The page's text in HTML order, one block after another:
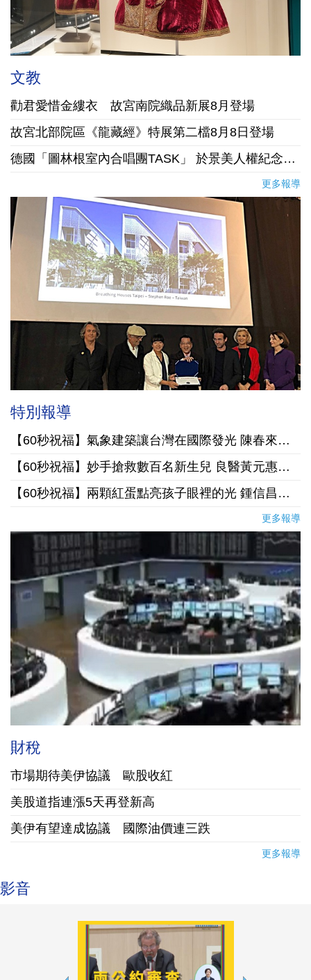
文教
勸君愛惜金縷衣 故宮南院織品新展8月登場
故宮北部院區《龍藏經》特展第二檔8月8日登場
德國「圖林根室內合唱團TASK」 於景美人權紀念園區快閃演出
更多報導
特別報導
【60秒祝福】氣象建築讓台灣在國際發光 陳春來良心起厝打造幸福
【60秒祝福】妙手搶救數百名新生兒 良醫黃元惠用愛讀懂病患的心
【60秒祝福】兩顆紅蛋點亮孩子眼裡的光 鍾信昌將良心理念融入教育
更多報導
財稅
市場期待美伊協議 歐股收紅
美股道指連漲5天再登新高
美伊有望達成協議 國際油價連三跌
更多報導
影音